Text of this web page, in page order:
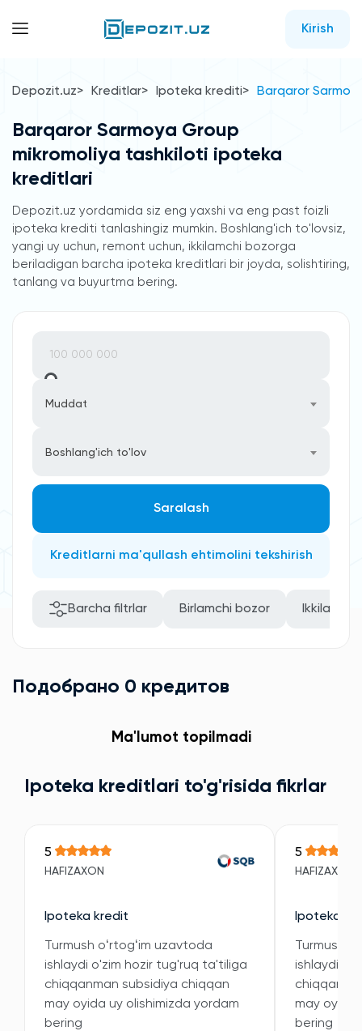
Kirish
Depozit.uz Kreditlar Ipoteka krediti Barqaror
Barqaror Sarmoya Group
mikromoliya tashkiloti ipoteka
kreditlari
Depozit.uz yordamida siz eng yaxshi va eng past foizli
ipoteka krediti tanlashingiz mumkin. Boshlang'ich to'lovsiz,
yangi uy uchun, remont uchun, ikkilamchi bozorga
beriladigan barcha ipoteka kreditlari bir joyda, solishtiring,
tanlang va buyurtma bering.
Muddat
Boshlang'ich to'lov
Saralash
Kreditlarni ma'qullash ehtimolini tekshirish
Barcha filtrlar Birlamchi bozor
Подобрано 0 кредитов
Ma'lumot topilmadi
Ipoteka kreditlari to'g'risida fikrlar
5
HAFIZAXON
Ipoteka kredit
Turmush oʻrtogʻim uzavtoda
ishlaydi o'zim hozir tug'ruq ta'tiliga
chiqqanman subsidiya chiqqan
may oyida uy olishimizda yordam
bering
5
HAFIZAXON
Ipoteka
Turmush
ishlaydi
may oyida
bering